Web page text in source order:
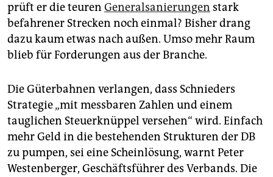
prüft er die teuren Generalsanierungen stark
befahrener Strecken noch einmal? Bisher drang
dazu kaum etwas nach außen. Umso mehr Raum
blieb für Forderungen aus der Branche.
Die Güterbahnen verlangen, dass Schnieders
Strategie „mit messbaren Zahlen und einem
tauglichen Steuerknüppel versehen“ wird. Einfach
mehr Geld in die bestehenden Strukturen der DB
zu pumpen, sei eine Scheinlösung, warnt Peter
Westenberger, Geschäftsführer des Verbands. Die